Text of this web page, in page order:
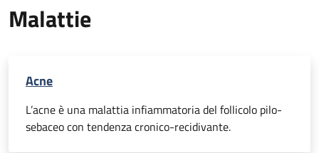
Malattie
Acne
L’acne è una malattia infiammatoria del follicolo pilo-
sebaceo con tendenza cronico-recidivante.